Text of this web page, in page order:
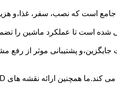
است که نصب، سفر، غذا،و
شده است تا عملکرد ماشین را
پشتیبانی موثر از رفع